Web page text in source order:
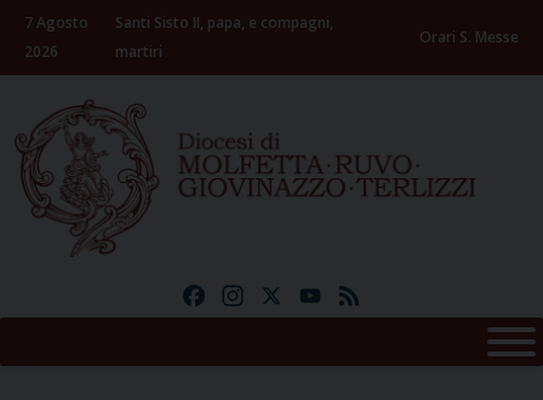
Skip
content
7 Agosto
2026
Santi Sisto II, papa, e compagni,
martiri
Orari S. Messe
FacebookInstagramYouTube